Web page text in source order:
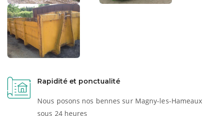
Rapidité et ponctualité
Nous posons nos bennes sur Magny-les-Hameaux
sous 24 heures